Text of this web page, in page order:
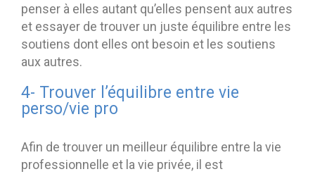
penser à elles autant qu’elles pensent aux autres
et essayer de trouver un juste équilibre entre les
soutiens dont elles ont besoin et les soutiens
aux autres.
4- Trouver l’équilibre entre vie
perso/vie pro
Afin de trouver un meilleur équilibre entre la vie
professionnelle et la vie privée, il est